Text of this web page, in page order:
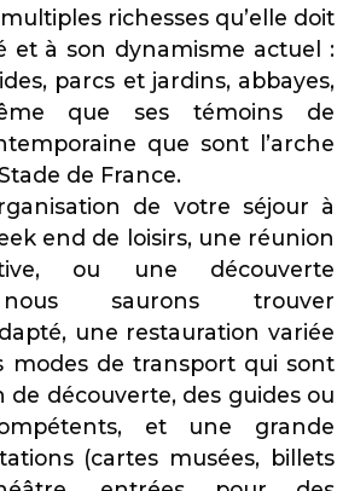
richesses qu’elle doit
et à son dynamisme actuel :
parcs et jardins, abbayes,
que ses témoins de
que sont l’arche
de France.
de votre séjour à
end de loisirs, une réunion
ou une découverte
nous saurons trouver
une restauration variée
modes de transport qui sont
de découverte, des guides ou
et une grande
(cartes musées, billets